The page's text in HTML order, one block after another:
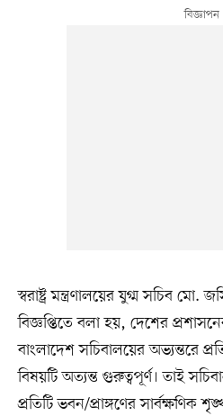
স্বরাষ্ট্র মন্ত্রণালয়ের যুগ্ম সচিব মো.
বিজ্ঞপ্তিতে বলা হয়, দেশের
বাংলাদেশ সচিবালয়ের অভ্যন্তরে
বিষয়টি অত্যন্ত গুরুত্বপূর্ণ। তাই
প্রতিটি ভবন/প্রাঙ্গণের সার্বক্ষণিক